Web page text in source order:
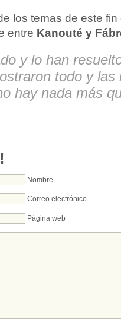
los temas de este
entre Kanouté y
y lo han
todo y las
hay nada más
Nombre
Correo electrónico
Página web